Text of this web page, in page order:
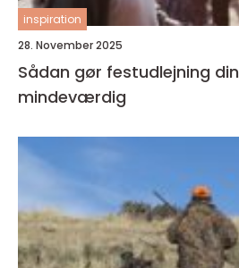
inspiration
28. November 2025
Sådan gør festudlejning
mindeværdig